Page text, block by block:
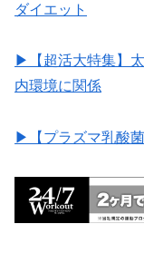
ダイエット
▶︎【超活大特集】
内環境に関係
▶︎【プラズマ乳酸